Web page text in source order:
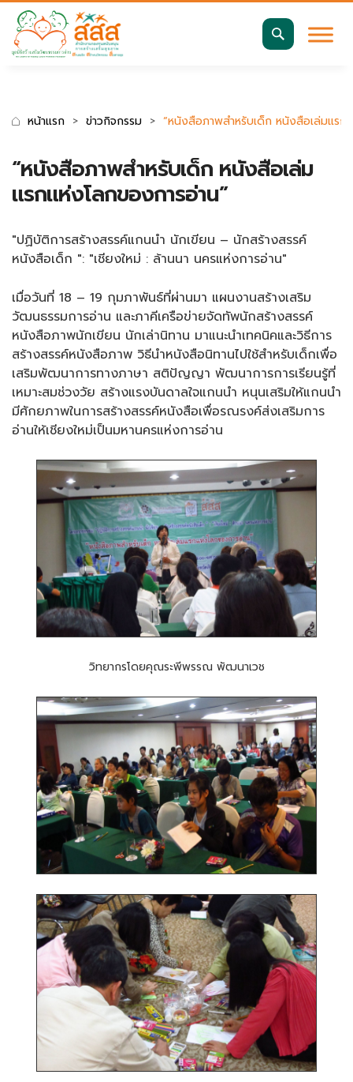
มาตรฐานการเข้าถึงเว็บ WCAG 2.2 AA
หน้าแรก ข่าวกิจกรรม “หนังสือภาพสำหรับเด็ก หนังสือเล่มแรก
“หนังสือภาพสำหรับเด็ก หนังสือเล่ม
แรกแห่งโลกของการอ่าน”
"ปฏิบัติการสร้างสรรค์แกนนำ นักเขียน – นักสร้างสรรค์
หนังสือเด็ก ": "เชียงใหม่ : ล้านนา นครแห่งการอ่าน"
เมื่อวันที่ 18 – 19 กุมภาพันธ์ที่ผ่านมา แผนงานสร้างเสริม
วัฒนธรรมการอ่าน และภาคีเครือข่ายจัดทัพนักสร้างสรรค์
หนังสือภาพนักเขียน นักเล่านิทาน มาแนะนำเทคนิคและวิธีการ
สร้างสรรค์หนังสือภาพ วิธีนำหนังสือนิทานไปใช้สำหรับเด็กเพื่อ
เสริมพัฒนาการทางภาษา สติปัญญา พัฒนาการการเรียนรู้ที่
เหมาะสมช่วงวัย สร้างแรงบันดาลใจแกนนำ หนุนเสริมให้แกนนำ
มีศักยภาพในการสร้างสรรค์หนังสือเพื่อรณรงค์ส่งเสริมการ
อ่านให้เชียงใหม่เป็นมหานครแห่งการอ่าน
วิทยากรโดยคุณระพีพรรณ พัฒนาเวช